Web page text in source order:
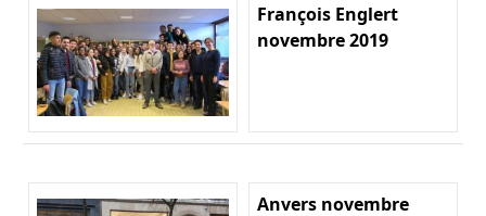
François Englert
novembre 2019
Anvers novembre